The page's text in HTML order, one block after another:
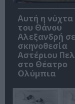
Αυτή η νύχτα
του Θάνου
Αλεξανδρή σε
σκηνοθεσία
Αστέριου
στο Θέατρο
Ολύμπια